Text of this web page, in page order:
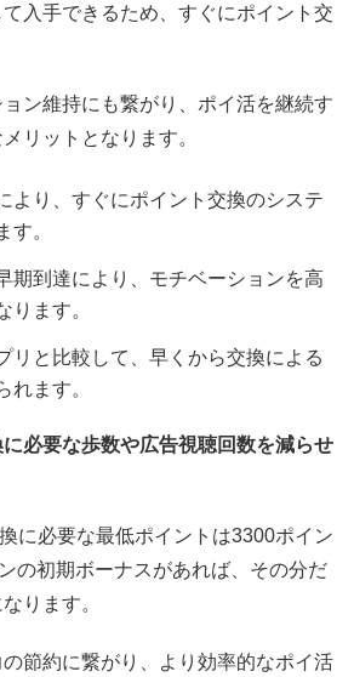
入手できるため、すぐにポイント交
ン維持にも繋がり、ポイ活を継続す
リットとなります。
より、すぐにポイント交換のシステ
す。
期到達により、モチベーションを高
ります。
リと比較して、早くから交換による
れます。
必要な歩数や広告視聴回数を減らせ
に必要な最低ポイントは3300ポイン
の初期ボーナスがあれば、その分だ
ります。
節約に繋がり、より効率的なポイ活